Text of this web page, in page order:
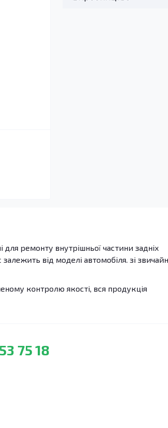
ремонту внутрішньої частини задніх
від моделі автомобіля. зі
контролю якості, вся продукція
75 18